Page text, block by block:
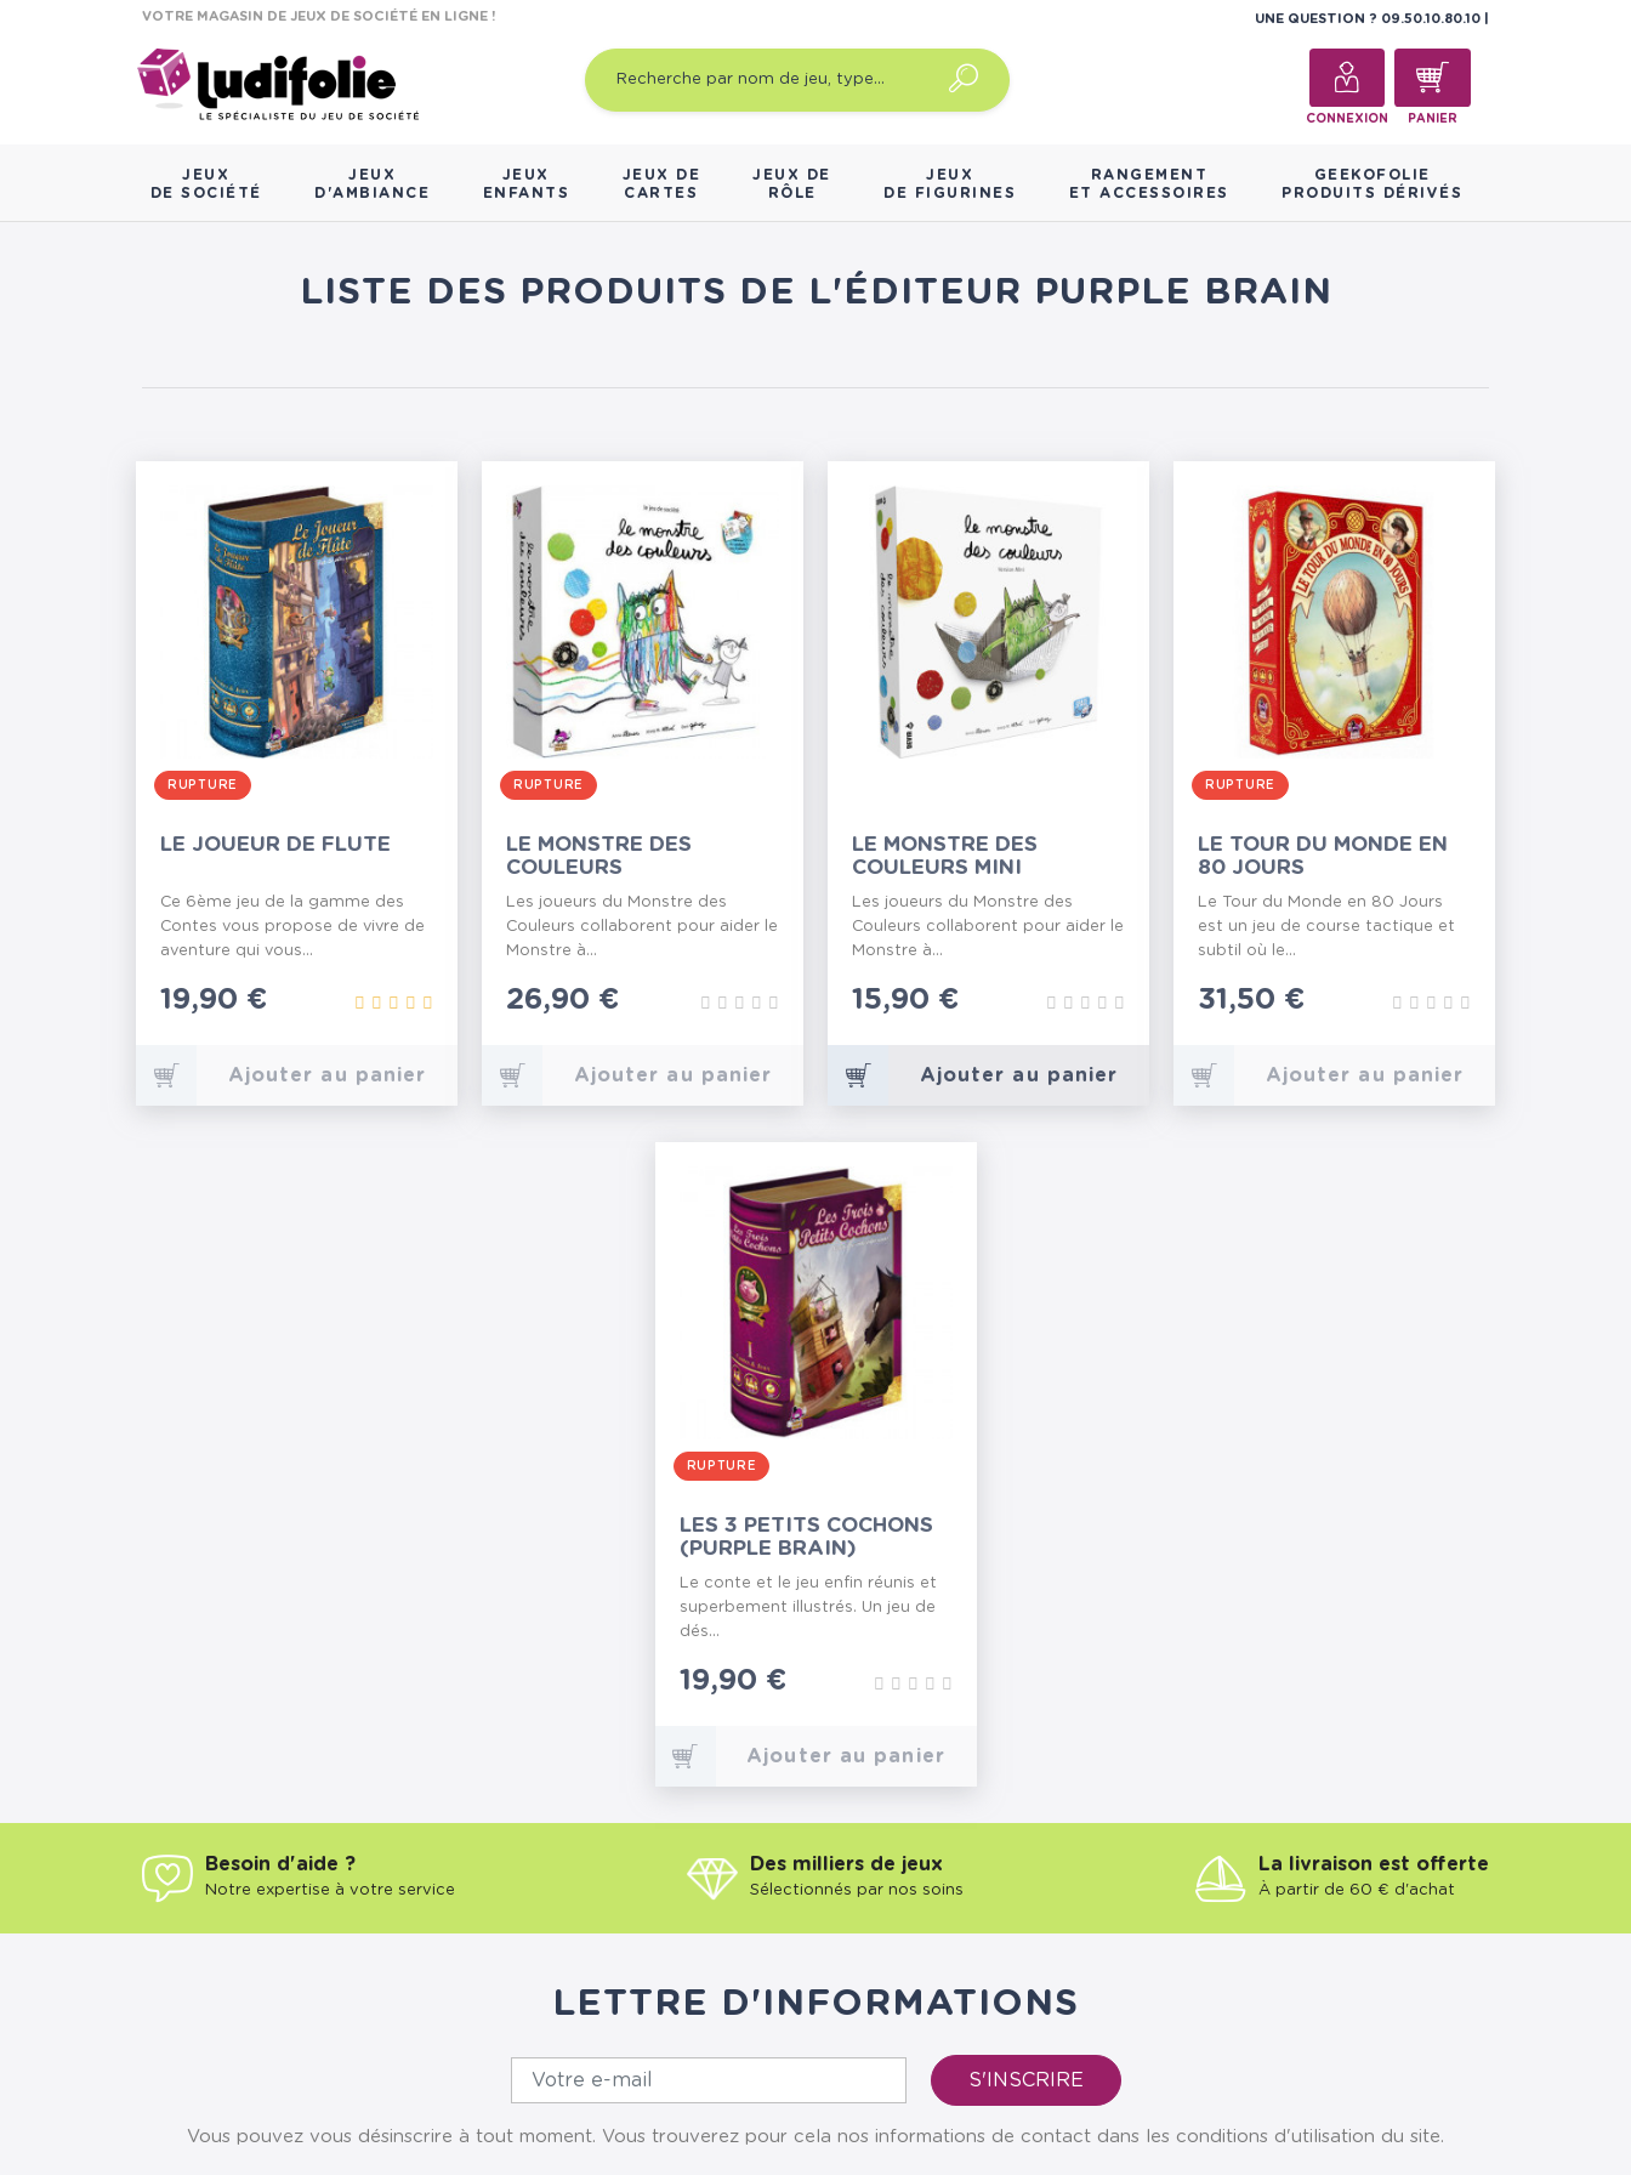
VOTRE MAGASIN DE JEUX DE SOCIÉTÉ EN LIGNE ! UNE QUESTION ? 09.50.10.80.10
CONNEXION PANIER
JEUX
DE SOCIÉTÉ
JEUX
D'AMBIANCE
JEUX
ENFANTS
JEUX DE
CARTES
JEUX DE
RÔLE
JEUX
DE FIGURINES
RANGEMENT
ET ACCESSOIRES
GEEKOFOLIE
PRODUITS DÉRIVÉS
LISTE DES PRODUITS DE L'ÉDITEUR PURPLE BRAIN
RUPTURE
LE JOUEUR DE FLUTE
Ce 6ème jeu de la gamme des
Contes vous propose de vivre de
aventure qui vous...
Prix
19,90 €
Ajouter au panier
RUPTURE
LE MONSTRE DES
COULEURS
Les joueurs du Monstre des
Couleurs collaborent pour aider le
Monstre à...
Prix
26,90 €
Ajouter au panier
LE MONSTRE DES
COULEURS MINI
Les joueurs du Monstre des
Couleurs collaborent pour aider le
Monstre à...
Prix
15,90 €
Ajouter au panier
RUPTURE
LE TOUR DU MONDE EN
80 JOURS
Le Tour du Monde en 80 Jours
est un jeu de course tactique et
subtil où le...
Prix
31,50 €
Ajouter au panier
RUPTURE
LES 3 PETITS COCHONS
(PURPLE BRAIN)
Le conte et le jeu enfin réunis et
superbement illustrés. Un jeu de
dés...
Prix
19,90 €
Ajouter au panier
Besoin d'aide ?
Notre expertise à votre service
Des milliers de jeux
Sélectionnés par nos soins
La livraison est offerte
À partir de 60 € d'achat
LETTRE D'INFORMATIONS
Vous pouvez vous désinscrire à tout moment. Vous trouverez pour cela nos informations de contact dans les conditions d'utilisation du site.